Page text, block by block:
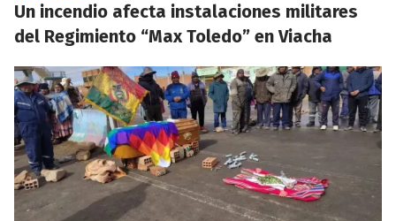
Un incendio afecta instalaciones militares
del Regimiento “Max Toledo” en Viacha